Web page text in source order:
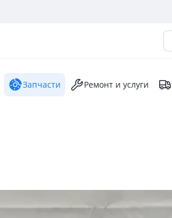
Запчасти Ремонт и услуги